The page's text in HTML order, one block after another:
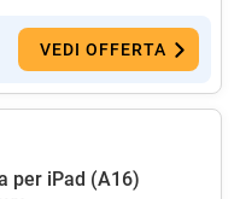
VEDI OFFERTA
per iPad (A16)